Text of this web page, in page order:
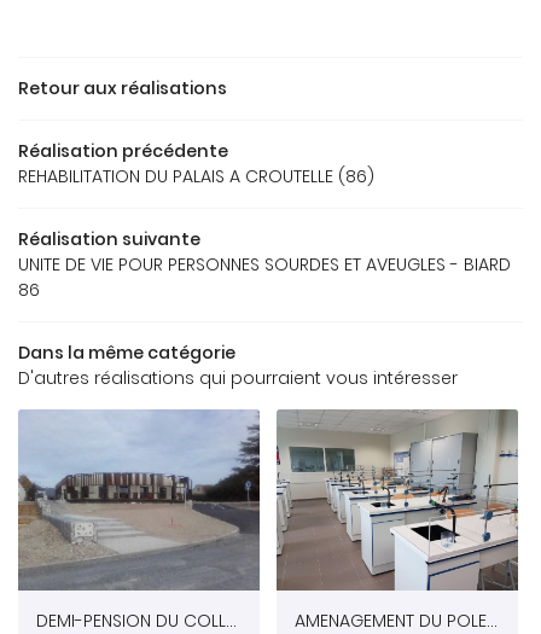
ACCUEIL
D’ÉTUDES
GALERIE
CONTACT
Retour aux réalisations
Réalisation précédente
REHABILITATION DU PALAIS A CROUTELLE (86)
Réalisation suivante
UNITE DE VIE POUR PERSONNES SOURDES ET AVEUGLES - BIARD
86
Dans la même catégorie
D'autres réalisations qui pourraient vous intéresser
DEMI-PENSION DU COLLEGE DE MONTRESOR AMENAGEMENT DU POLE SCIENCES - LYCEE ALIENOR D'AQUITAINE A POITIERS (86)